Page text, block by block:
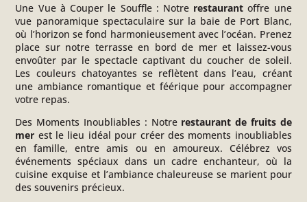
Une Vue à Couper le Souffle : Notre restaurant offre une
vue panoramique spectaculaire sur la baie de Port Blanc,
où l’horizon se fond harmonieusement avec l’océan. Prenez
place sur notre terrasse en bord de mer et laissez-vous
envoûter par le spectacle captivant du coucher de soleil.
Les couleurs chatoyantes se reflètent dans l’eau, créant
une ambiance romantique et féérique pour accompagner
votre repas.
Des Moments Inoubliables : Notre restaurant de fruits de
mer est le lieu idéal pour créer des moments inoubliables
en famille, entre amis ou en amoureux. Célébrez vos
événements spéciaux dans un cadre enchanteur, où la
cuisine exquise et l’ambiance chaleureuse se marient pour
des souvenirs précieux.